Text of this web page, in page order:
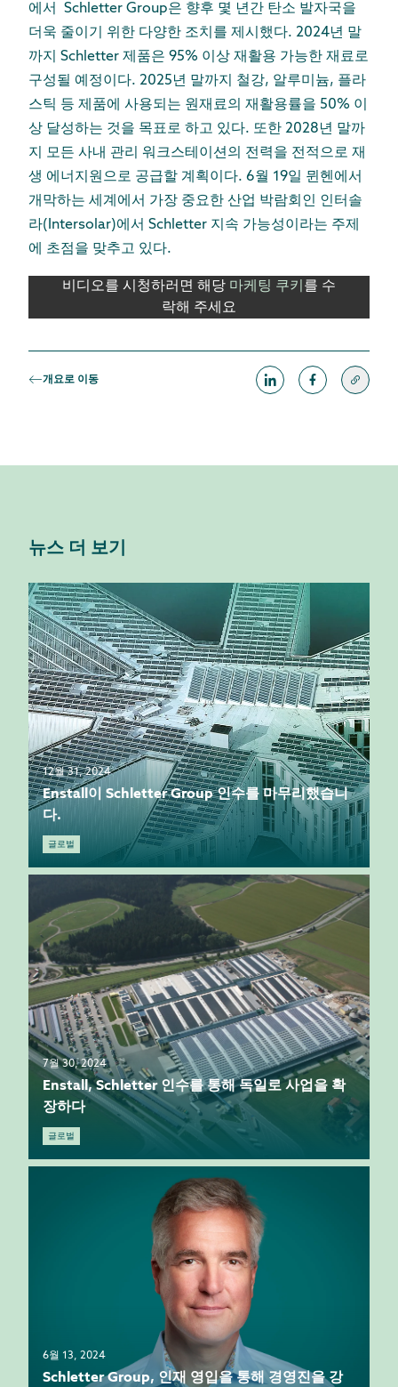
에서 Schletter Group은 향후 몇 년간 탄소 발자국을
더욱 줄이기 위한 다양한 조치를 제시했다. 2024년 말
까지 Schletter 제품은 95% 이상 재활용 가능한 재료로
구성될 예정이다. 2025년 말까지 철강, 알루미늄, 플라
스틱 등 제품에 사용되는 원재료의 재활용률을 50% 이
상 달성하는 것을 목표로 하고 있다. 또한 2028년 말까
지 모든 사내 관리 워크스테이션의 전력을 전적으로 재
생 에너지원으로 공급할 계획이다. 6월 19일 뮌헨에서
개막하는 세계에서 가장 중요한 산업 박람회인 인터솔
라(Intersolar)에서 Schletter 지속 가능성이라는 주제
에 초점을 맞추고 있다.
비디오를 시청하러면 해당 마케팅 쿠키 를 수
락해 주세요
개요로 이동
뉴스 더 보기
12월 31, 2024
Enstall이 Schletter Group 인수를 마무리했습니
다.
글로벌
7월 30, 2024
Enstall, Schletter 인수를 통해 독일로 사업을 확
장하다
글로벌
6월 13, 2024
Schletter Group, 인재 영입을 통해 경영진을 강